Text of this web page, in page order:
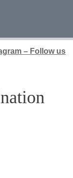
– Follow us